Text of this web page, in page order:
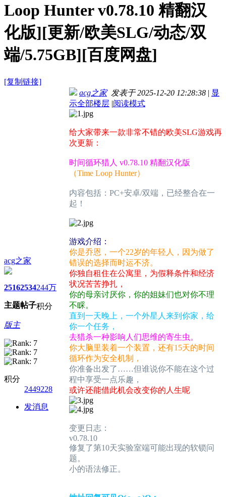
Loop Hunter v0.78.10 精翻汉
化版][更新/欧美SLG/动态/双
端/5.75GB][百度网盘]
[复制链接]
acg之家
2516
主题
2534
帖子
244万
积分
版主
积分
2449228
发消息
acg之家发表于 2025-12-20 12:28:38 | 显
示全部楼层 |阅读模式
给大家带来一款非常不错的欧美SLG游戏再
次更新：
时间循环猎人 v0.78.10 精翻汉化版
（Time Loop Hunter）
内容包括：PC+安卓/双端，已经整合在一
起！
游戏介绍：
你是乔恩，一个22岁的年轻人，因为做了
错误的选择而时运不济。
你独自租住在公寓里，为假释条件和经济
状况苦苦挣扎，
你的母亲讨厌你，你的姐妹们也对你不理
不睬。
直到一天晚上，一个外星人来到你家，给
你一个任务，
去猎杀一种影响人们思维的寄生虫。
你大脑里装着一个装置，还有15天的时间
循环作为安全机制，
你准备出发了……但谁说你不能在这个过
程中享受一点乐趣，
或许还能借此机会改变你的人生呢
变更日志：
v0.78.10
修复了第10天实验室端可能出现的软锁问
题。
小的语法修正。